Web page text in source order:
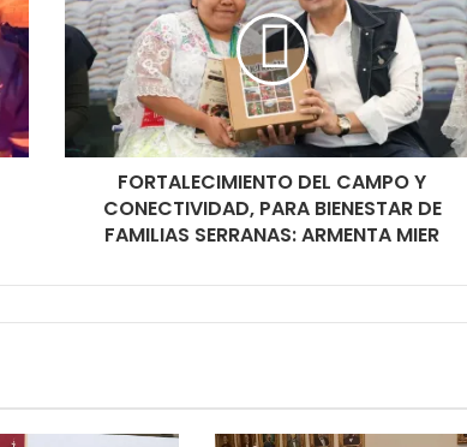
FORTALECIMIENTO DEL CAMPO Y
CONECTIVIDAD, PARA BIENESTAR DE
FAMILIAS SERRANAS: ARMENTA MIER